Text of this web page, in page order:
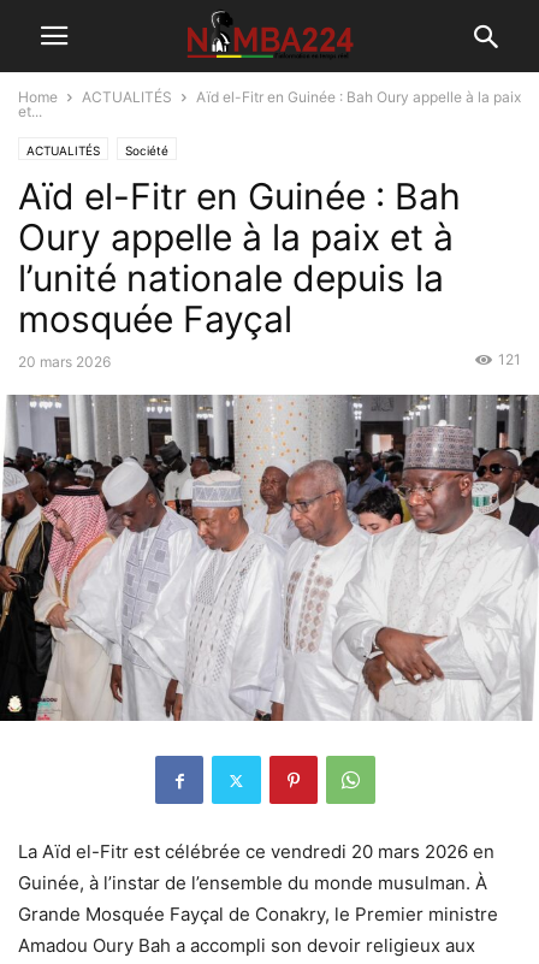
Home ACTUALITÉS
Aïd el-Fitr en Guinée : Bah Oury appelle à la paix
et...
ACTUALITÉS Société
Aïd el-Fitr en Guinée : Bah
Oury appelle à la paix et à
l’unité nationale depuis la
mosquée Fayçal
20 mars 2026 121
La Aïd el-Fitr est célébrée ce vendredi 20 mars 2026 en
Guinée, à l’instar de l’ensemble du monde musulman. À
Grande Mosquée Fayçal de Conakry, le Premier ministre
Amadou Oury Bah a accompli son devoir religieux aux